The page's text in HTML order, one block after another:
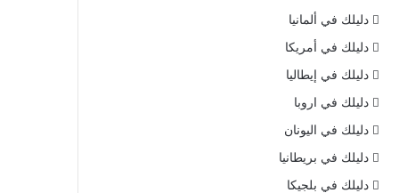
دليلك في ألمانيا
دليلك في أمريكا
دليلك في إيطاليا
دليلك في اروبا
دليلك في اليونان
دليلك في بريطانيا
دليلك في بلجيكا